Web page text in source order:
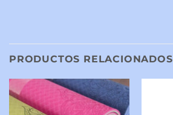
PRODUCTOS RELACIONADOS